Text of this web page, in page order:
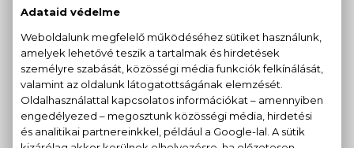
JIMMY CHOO
Jimmy Choo
Eau De Parfum
12.540 Ft
Lady Emblem
Eau De Parfum
13.820 Ft